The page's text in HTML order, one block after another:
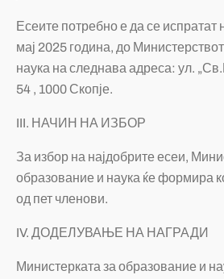
Есеите потребно е да се испратат
мај 2025 година, до
наука на следнава адреса: ул.
54 , 1000 Скопје.
III. НАЧИН НА ИЗБОР
За избор на најдобрите есеи,
образование и наука ќе формира
од пет членови.
IV. ДОДЕЛУВАЊЕ НА НАГРАДИ
Министерката за образование и